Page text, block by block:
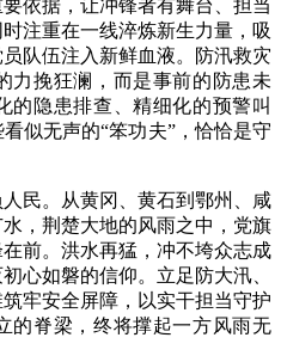
依据，让冲锋者有舞台、担当
注重在一线淬炼新生力量，吸
队伍注入新鲜血液。防汛救灾
力挽狂澜，而是事前的防患未
的隐患排查、精细化的预警叫
似无声的“笨功夫”，恰恰是守
。从黄冈、黄石到鄂州、咸
，荆楚大地的风雨之中，党旗
前。洪水再猛，冲不垮众志成
心如磐的信仰。立足防大汛、
牢安全屏障，以实干担当守护
的脊梁，终将撑起一方风雨无